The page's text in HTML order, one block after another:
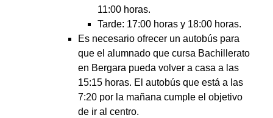
11:00 horas.
Tarde: 17:00 horas y 18:00 horas.
Es necesario ofrecer un autobús para
que el alumnado que cursa Bachillerato
en Bergara pueda volver a casa a las
15:15 horas. El autobús que está a las
7:20 por la mañana cumple el objetivo
de ir al centro.